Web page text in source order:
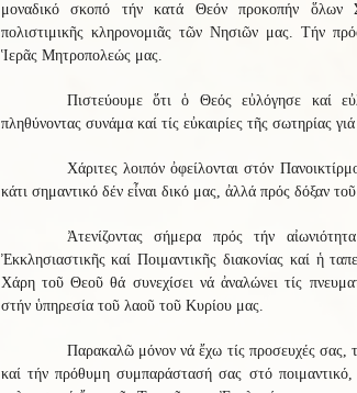
μοναδικό σκοπό τήν κατά Θεόν προκοπήν ὅλων
πολιστιμικῆς κληρονομιᾶς τῶν Νησιῶν μας. Τήν
Ἱερᾶς Μητροπολεώς μας.
Πιστεύουμε ὅτι ὁ Θεός εὐλόγησε καί
πληθύνοντας συνάμα καί τίς εὐκαιρίες τῆς σωτηρίας
Χάριτες λοιπόν ὀφείλονται στόν
κάτι σημαντικό δέν εἶναι δικό μας, ἀλλά πρός δόξαν
Ἀτενίζοντας σήμερα πρός τήν
Ἐκκλησιαστικῆς καί Ποιμαντικῆς διακονίας καί ἡ
Χάρη τοῦ Θεοῦ θά συνεχίσει νά ἀναλώνει τίς
στήν ὑπηρεσία τοῦ λαοῦ τοῦ Κυρίου μας.
Παρακαλῶ μόνον νά ἔχω τίς προσευχές σας,
καί τήν πρόθυμη συμπαράστασή σας στό ποιμαντικό,